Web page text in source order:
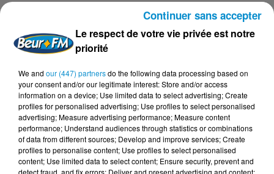
Le meilleur de la santé, de l'éducation et du bien être !
DERNIERS PODCASTS
Le respect de votre vie privée est notre
priorité
We and our (447) partnersdo the following data processing based on
your consent and/or our legitimate interest: Store and/or access
information on a device; Use limited data to select advertising; Create
profiles for personalised advertising; Use profiles to select personalised
advertising; Measure advertising performance; Measure content
performance; Understand audiences through statistics or combinations
of data from different sources; Develop and improve services; Create
profiles to personalise content; Use profiles to select personalised
content; Use limited data to select content; Ensure security, prevent and
detect fraud, and fix errors; Deliver and present advertising and content;
Continuer sans accepter